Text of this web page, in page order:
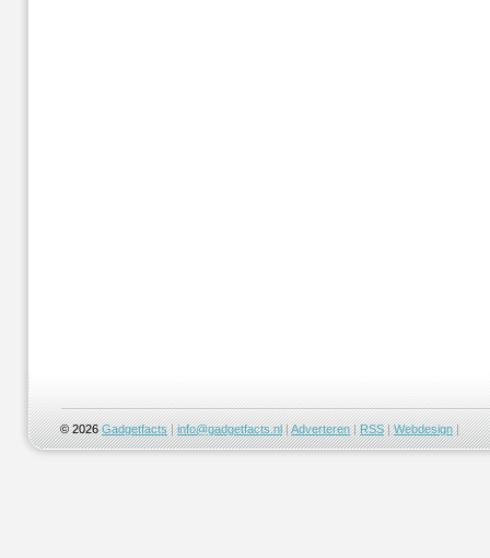
© 2026Gadgetfacts |info@gadgetfacts.nl|Adverteren|RSS|Webdesign|